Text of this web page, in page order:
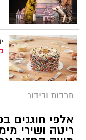
תרבות ובידור
אלפי חוגגים
ריטה ושירי